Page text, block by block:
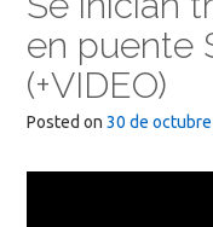
en puente
(+VIDEO)
Posted on 30 de